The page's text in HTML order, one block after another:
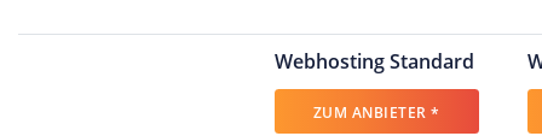
Webhosting Standard
ZUM ANBIETER *